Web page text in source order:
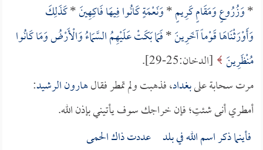
*وَزُرُوعٍ وَمَقَامٍ كَرِيمٍ*وَنَعْمَةٍ كَانُوا فِيهَا فَاكِهِينَ*كَذَلِكَ
وَأَوْرَثْنَاهَا قَوْماً آخَرِينَ*فَمَا بَكَتْ عَلَيْهِمُ السَّمَاءُ وَالْأَرْضُ وَمَا كَانُوا
مُنْظَرِينَ [الدخان:25-29].
مرت سحابة علىبغداد، فذهبت ولم تمطر فقالهارون الرشيد:
أمطري أنى شئتِ؛ فإن خراجك سوف يأتيني بإذن الله.
فأينما ذكر اسم الله في بلد عددت ذاك الحمى